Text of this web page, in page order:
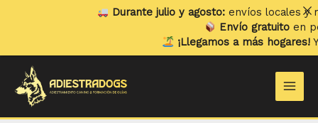
Durante julio y agosto:envíos locales y
Envío gratuitoen
¡Llegamos a más hogares!Ya